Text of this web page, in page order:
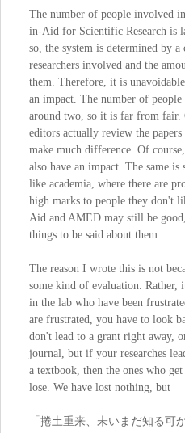
The number of people involved
in-Aid for Scientific Research is
so, the system is determined by
researchers involved and the
them. Therefore, it is
an impact. The number of
around two, so it is far from fair.
editors actually review the
make much difference. Of
also have an impact. The same
like academia, where there are
high marks to people they don't
Aid and AMED may still be
things to be said about them.
The reason I wrote this is not
some kind of evaluation. Rather,
in the lab who have been
are frustrated, you have to look
don't lead to a grant right away,
journal, but if your researches
a textbook, then the ones who
lose. We have lost nothing, but
「捲土重来、未いまだ知る可